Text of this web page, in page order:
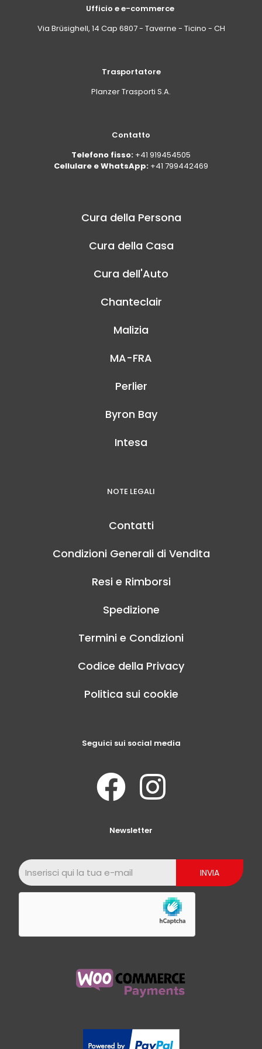
Ufficio e e-commerce
Via Brüsighell, 14 Cap 6807 - Taverne - Ticino - CH
Trasportatore
Planzer Trasporti S.A.
Contatto
Telefono fisso: +41 919454505
Cellulare e WhatsApp: +41 799442469
Cura della Persona
Cura della Casa
Cura dell'Auto
Chanteclair
Malizia
MA-FRA
Perlier
Byron Bay
Intesa
NOTE LEGALI
Contatti
Condizioni Generali di Vendita
Resi e Rimborsi
Spedizione
Termini e Condizioni
Codice della Privacy
Politica sui cookie
Seguici sui social media
Newsletter